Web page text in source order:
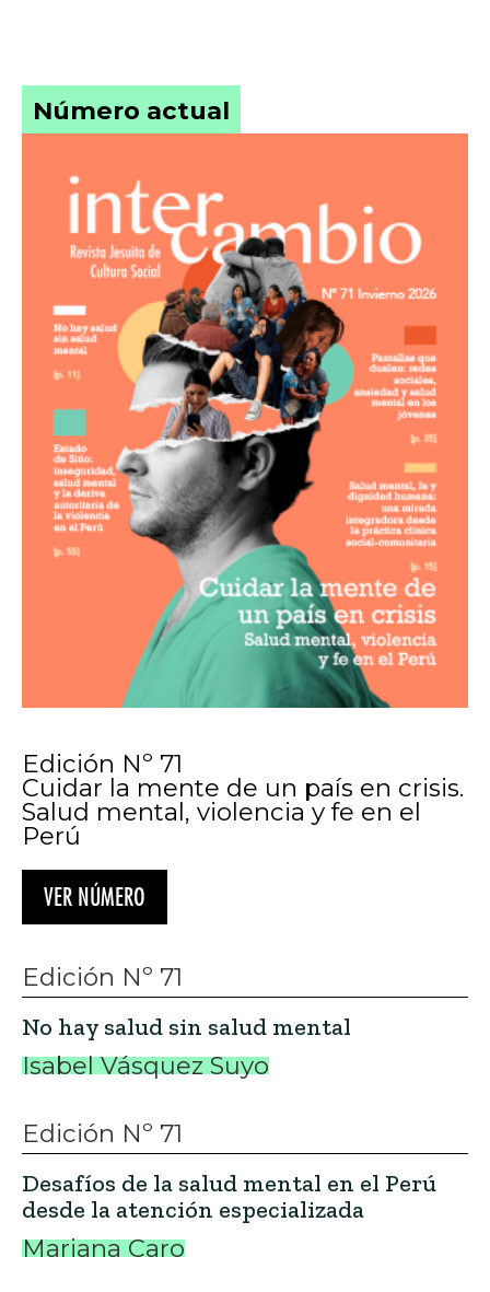
Número actual
Edición Nº 71
Cuidar la mente de un país en crisis.
Salud mental, violencia y fe en el
Perú
VER NÚMERO
Edición Nº 71
No hay salud sin salud mental
Isabel Vásquez Suyo
Edición Nº 71
Desafíos de la salud mental en el Perú
desde la atención especializada
Mariana Caro